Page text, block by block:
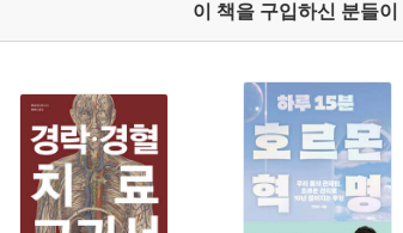
이 책을 구입하신 분들이